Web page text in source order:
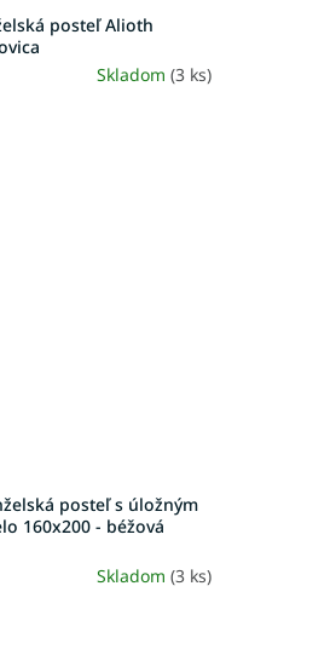
posteľ Alioth
Skladom (3 ks)
posteľ s úložným
160x200 - béžová
Skladom (3 ks)